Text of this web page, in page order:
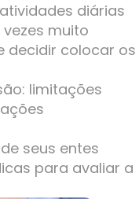
diárias
muito
decidir colocar os
limitações
seus entes
para avaliar a